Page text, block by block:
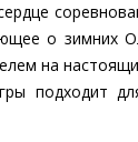
о зимних
на
подходит